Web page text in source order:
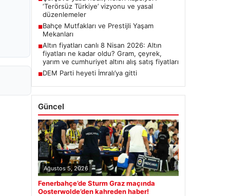
‘Terörsüz Türkiye’ vizyonu ve yasal
düzenlemeler
■Bahçe Mutfakları ve Prestijli Yaşam
Mekanları
■Altın fiyatları canlı 8 Nisan 2026: Altın
fiyatları ne kadar oldu? Gram, çeyrek,
yarım ve cumhuriyet altını alış satış fiyatları
■DEM Parti heyeti İmralı’ya gitti
Güncel
Ağustos 5, 2026
Fenerbahçe’de Sturm Graz maçında
Oosterwolde’den kahreden haber!